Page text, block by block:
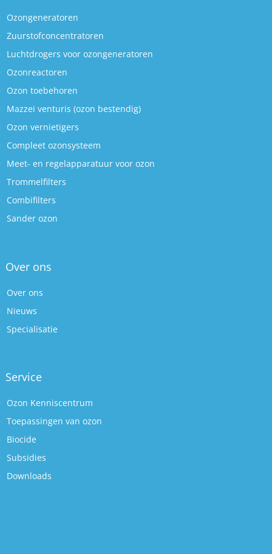
Ozongeneratoren
Zuurstofconcentratoren
Luchtdrogers voor ozongeneratoren
Ozonreactoren
Ozon toebehoren
Mazzei venturis (ozon bestendig)
Ozon vernietigers
Compleet ozonsysteem
Meet- en regelapparatuur voor ozon
Trommelfilters
Combifilters
Sander ozon
Over ons
Over ons
Nieuws
Specialisatie
Service
Ozon Kenniscentrum
Toepassingen van ozon
Biocide
Subsidies
Downloads